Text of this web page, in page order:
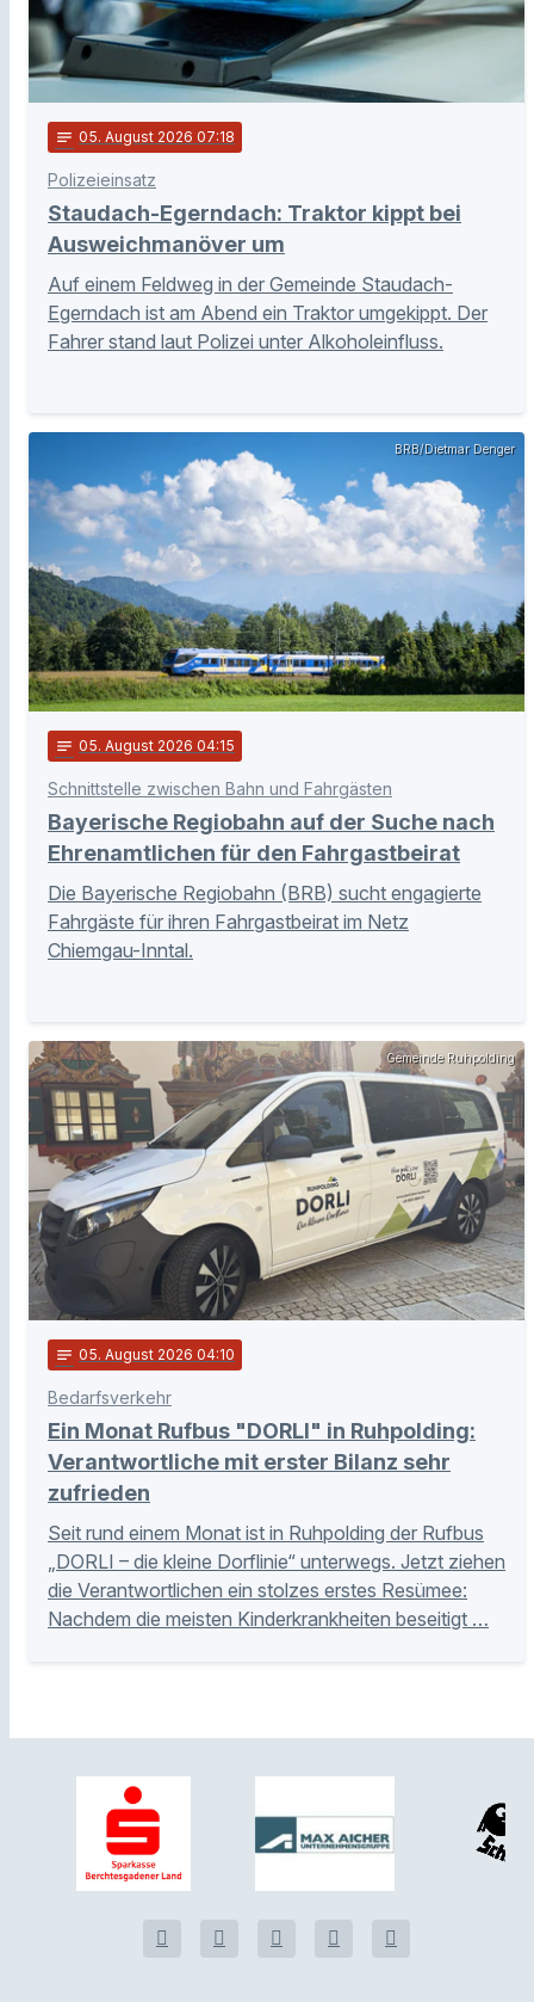
notes 05. August 2026 07:18
Polizeieinsatz
Staudach-Egerndach: Traktor kippt bei
Ausweichmanöver um
Auf einem Feldweg in der Gemeinde Staudach-
Egerndach ist am Abend ein Traktor umgekippt. Der
Fahrer stand laut Polizei unter Alkoholeinfluss.
BRB/Dietmar Denger
notes 05. August 2026 04:15
Schnittstelle zwischen Bahn und Fahrgästen
Bayerische Regiobahn auf der Suche nach
Ehrenamtlichen für den Fahrgastbeirat
Die Bayerische Regiobahn (BRB) sucht engagierte
Fahrgäste für ihren Fahrgastbeirat im Netz
Chiemgau-Inntal.
Gemeinde Ruhpolding
notes 05. August 2026 04:10
Bedarfsverkehr
Ein Monat Rufbus "DORLI" in Ruhpolding:
Verantwortliche mit erster Bilanz sehr
zufrieden
Seit rund einem Monat ist in Ruhpolding der Rufbus
„DORLI – die kleine Dorflinie“ unterwegs. Jetzt ziehen
die Verantwortlichen ein stolzes erstes Resümee:
Nachdem die meisten Kinderkrankheiten beseitigt …